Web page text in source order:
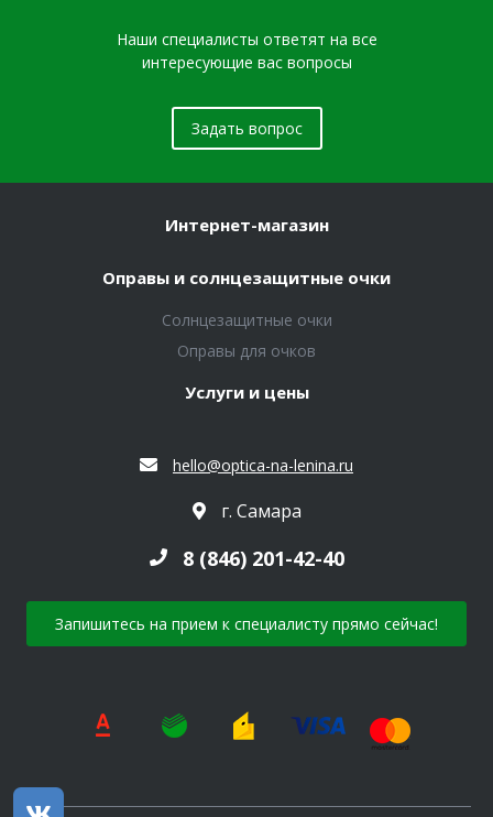
Наши специалисты ответят на все
интересующие вас вопросы
Задать вопрос
Интернет-магазин
Оправы и солнцезащитные очки
Солнцезащитные очки
Оправы для очков
Услуги и цены
hello@optica-na-lenina.ru
г. Самара
8 (846) 201-42-40
Запишитесь на прием к специалисту прямо сейчас!